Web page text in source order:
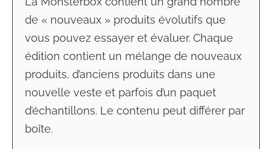
de « nouveaux » produits évolutifs que
vous pouvez essayer et évaluer. Chaque
édition contient un mélange de nouveaux
produits, d’anciens produits dans une
nouvelle veste et parfois d’un paquet
d’échantillons. Le contenu peut différer par
boîte.